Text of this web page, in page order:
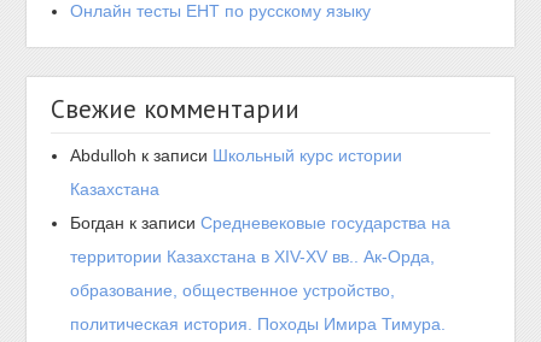
Онлайн тесты ЕНТ по русскому языку
Свежие комментарии
Abdulloh к записи Школьный курс истории
Казахстана
Богдан к записиСредневековые государства на
территории Казахстана в XIV-XV вв.. Ак-Орда,
образование, общественное устройство,
политическая история. Походы Имира Тимура.